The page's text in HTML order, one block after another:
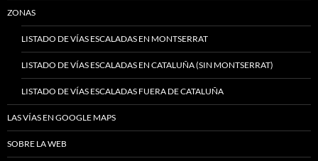
ZONAS
LISTADO DE VÍAS ESCALADAS EN MONTSERRAT
LISTADO DE VÍAS ESCALADAS EN CATALUÑA (SIN MONTSERRAT)
LISTADO DE VÍAS ESCALADAS FUERA DE CATALUÑA
LAS VÍAS EN GOOGLE MAPS
SOBRE LA WEB